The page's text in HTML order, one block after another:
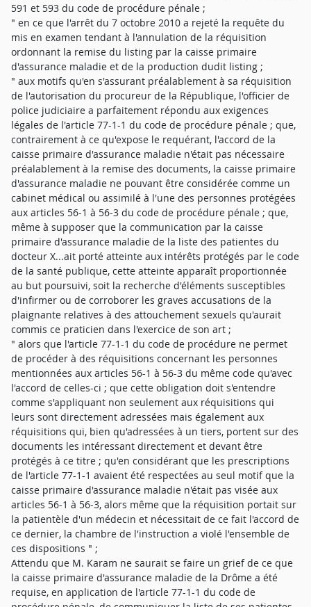
591 et 593 du code de procédure pénale ;
" en ce que l'arrêt du 7 octobre 2010 a rejeté la requête du
mis en examen tendant à l'annulation de la réquisition
ordonnant la remise du listing par la caisse primaire
d'assurance maladie et de la production dudit listing ;
" aux motifs qu'en s'assurant préalablement à sa réquisition
de l'autorisation du procureur de la République, l'officier de
police judiciaire a parfaitement répondu aux exigences
légales de l'article 77-1-1 du code de procédure pénale ; que,
contrairement à ce qu'expose le requérant, l'accord de la
caisse primaire d'assurance maladie n'était pas nécessaire
préalablement à la remise des documents, la caisse primaire
d'assurance maladie ne pouvant être considérée comme un
cabinet médical ou assimilé à l'une des personnes protégées
aux articles 56-1 à 56-3 du code de procédure pénale ; que,
même à supposer que la communication par la caisse
primaire d'assurance maladie de la liste des patientes du
docteur X...ait porté atteinte aux intérêts protégés par le code
de la santé publique, cette atteinte apparaît proportionnée
au but poursuivi, soit la recherche d'éléments susceptibles
d'infirmer ou de corroborer les graves accusations de la
plaignante relatives à des attouchement sexuels qu'aurait
commis ce praticien dans l'exercice de son art ;
" alors que l'article 77-1-1 du code de procédure ne permet
de procéder à des réquisitions concernant les personnes
mentionnées aux articles 56-1 à 56-3 du même code qu'avec
l'accord de celles-ci ; que cette obligation doit s'entendre
comme s'appliquant non seulement aux réquisitions qui
leurs sont directement adressées mais également aux
réquisitions qui, bien qu'adressées à un tiers, portent sur des
documents les intéressant directement et devant être
protégés à ce titre ; qu'en considérant que les prescriptions
de l'article 77-1-1 avaient été respectées au seul motif que la
caisse primaire d'assurance maladie n'était pas visée aux
articles 56-1 à 56-3, alors même que la réquisition portait sur
la patientèle d'un médecin et nécessitait de ce fait l'accord de
ce dernier, la chambre de l'instruction a violé l'ensemble de
ces dispositions " ;
Attendu que M. Karam ne saurait se faire un grief de ce que
la caisse primaire d'assurance maladie de la Drôme a été
requise, en application de l'article 77-1-1 du code de